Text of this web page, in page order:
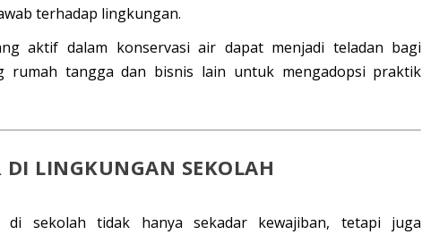
terhadap lingkungan.
aktif dalam konservasi air dapat menjadi teladan bagi
rumah tangga dan bisnis lain untuk mengadopsi praktik
LINGKUNGAN SEKOLAH
di sekolah tidak hanya sekadar kewajiban, tetapi juga